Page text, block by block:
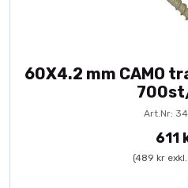
60X4.2 mm CAMO
Art.Nr:
611
(489 kr